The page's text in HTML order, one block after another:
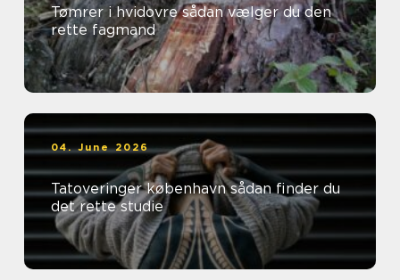
Tømrer i hvidovre sådan vælger du den
rette fagmand
04. June 2026
Tatoveringer københavn sådan finder du
det rette studie